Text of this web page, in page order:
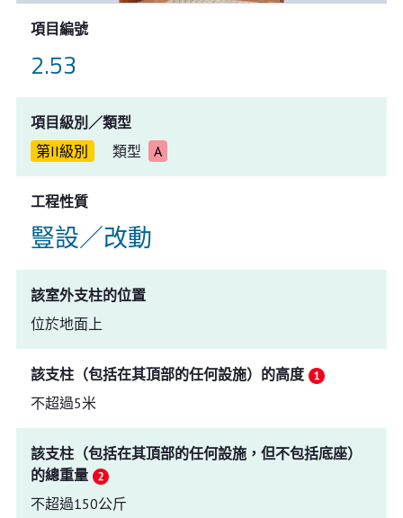
項目編號
2.53
項目級別／類型
第II級別
類型 A
工程性質
豎設／改動
該室外支柱的位置
位於地面上
該支柱（包括在其頂部的任何設施）的高度
不超過5米
該支柱（包括在其頂部的任何設施，但不包括底座）
的總重量
不超過150公斤